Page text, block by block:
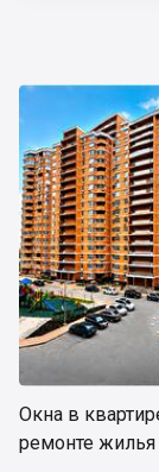
Окна в
ремонте